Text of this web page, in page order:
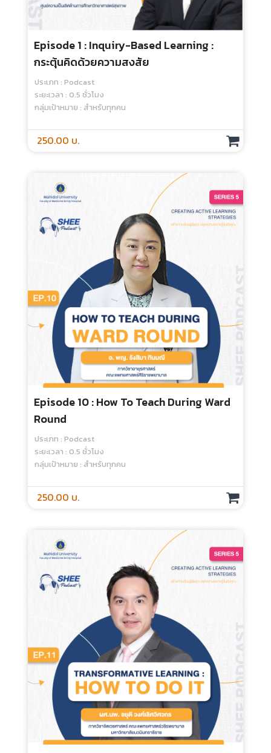
Episode 1 : Inquiry-Based Learning :
กระตุ้นคิดด้วยความสงสัย
ประเภท : Podcast
ระยะเวลา : 0.5 ชั่วโมง
กลุ่มเป้าหมาย : สำหรับทุกคน
250.00 บ.
Episode 10 : How To Teach During Ward
Round
ประเภท : Podcast
ระยะเวลา : 0.5 ชั่วโมง
กลุ่มเป้าหมาย : สำหรับทุกคน
250.00 บ.